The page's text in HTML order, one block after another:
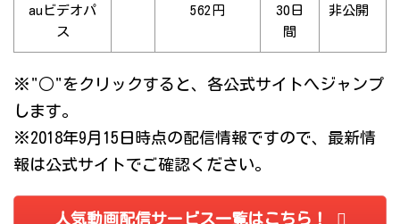
auビデオパ
ス
562円
30日
間
非公開
※"○"をクリックすると、各公式サイトへジャンプ
します。
※2018年9月15日時点の配信情報ですので、最新情
報は公式サイトでご確認ください。
人気動画配信サービス一覧はこちら！